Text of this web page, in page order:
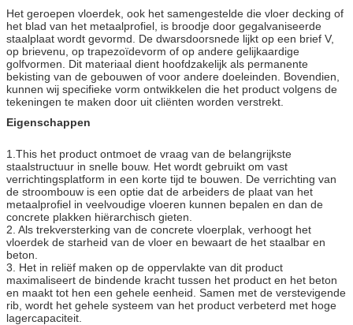
Het geroepen vloerdek, ook het samengestelde die vloer decking of
het blad van het metaalprofiel, is broodje door gegalvaniseerde
staalplaat wordt gevormd. De dwarsdoorsnede lijkt op een brief V,
op brievenu, op trapezoïdevorm of op andere gelijkaardige
golfvormen. Dit materiaal dient hoofdzakelijk als permanente
bekisting van de gebouwen of voor andere doeleinden. Bovendien,
kunnen wij specifieke vorm ontwikkelen die het product volgens de
tekeningen te maken door uit cliënten worden verstrekt.
Eigenschappen
1.This het product ontmoet de vraag van de belangrijkste
staalstructuur in snelle bouw. Het wordt gebruikt om vast
verrichtingsplatform in een korte tijd te bouwen. De verrichting van
de stroombouw is een optie dat de arbeiders de plaat van het
metaalprofiel in veelvoudige vloeren kunnen bepalen en dan de
concrete plakken hiërarchisch gieten.
2. Als trekversterking van de concrete vloerplak, verhoogt het
vloerdek de starheid van de vloer en bewaart de het staalbar en
beton.
3. Het in reliëf maken op de oppervlakte van dit product
maximaliseert de bindende kracht tussen het product en het beton
en maakt tot hen een gehele eenheid. Samen met de verstevigende
rib, wordt het gehele systeem van het product verbeterd met hoge
lagercapaciteit.